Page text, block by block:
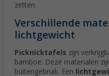
zetten.
Verschillende
lichtgewicht
Picknicktafels zijn
bamboe. Deze materialen
buitengebruik. Een